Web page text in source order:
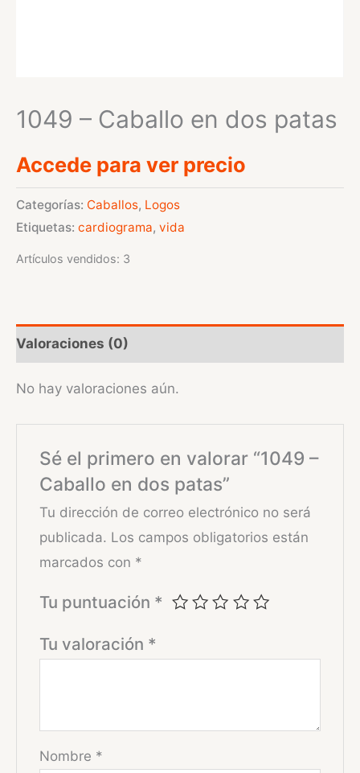
1049 – Caballo en dos patas
Accede para ver precio
Categorías: Caballos, Logos
Etiquetas: cardiograma, vida
Artículos vendidos: 3
Valoraciones (0)
No hay valoraciones aún.
Sé el primero en valorar “1049 –
Caballo en dos patas”
Tu dirección de correo electrónico no será
publicada. Los campos obligatorios están
marcados con *
Tu puntuación *
Tu valoración *
Nombre *